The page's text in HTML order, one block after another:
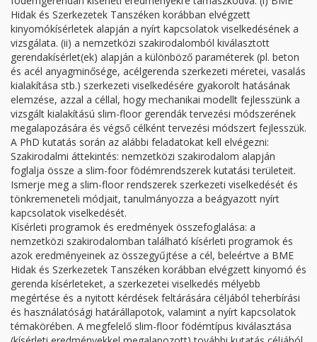
Hidak és Szerkezetek Tanszéken korábban elvégzett
kinyomókísérletek alapján a nyírt kapcsolatok viselkedésének a
vizsgálata. (ii) a nemzetközi szakirodalomból kiválasztott
gerendakísérlet(ek) alapján a különböző paraméterek (pl. beton
és acél anyagminősége, acélgerenda szerkezeti méretei, vasalás
kialakítása stb.) szerkezeti viselkedésére gyakorolt hatásának
elemzése, azzal a céllal, hogy mechanikai modellt fejlesszünk a
vizsgált kialakítású slim-floor gerendák tervezési módszerének
megalapozására és végső célként tervezési módszert fejlesszük.
A PhD kutatás során az alábbi feladatokat kell elvégezni:
Szakirodalmi áttekintés: nemzetközi szakirodalom alapján
foglalja össze a slim-foor födémrendszerek kutatási területeit.
Ismerje meg a slim-floor rendszerek szerkezeti viselkedését és
tönkremeneteli módjait, tanulmányozza a beágyazott nyírt
kapcsolatok viselkedését.
Kísérleti programok és eredmények összefoglalása: a
nemzetközi szakirodalomban található kísérleti programok és
azok eredményeinek az összegyűjtése a cél, beleértve a BME
Hidak és Szerkezetek Tanszéken korábban elvégzett kinyomó és
gerenda kísérleteket, a szerkezetei viselkedés mélyebb
megértése és a nyitott kérdések feltárására céljából teherbírási
és használatósági határállapotok, valamint a nyírt kapcsolatok
témakörében. A megfelelő slim-floor födémtípus kiválasztása